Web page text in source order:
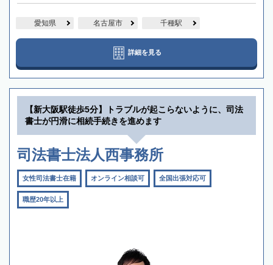
愛知県 名古屋市 千種駅
詳細を見る
【新大阪駅徒歩5分】トラブルが起こらないように、司法
書士が円滑に相続手続きを進めます
司法書士法人西事務所
女性司法書士在籍 オンライン相談可 全国出張対応可
職歴20年以上